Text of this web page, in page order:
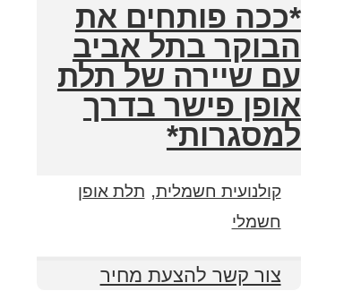
*ככה פותחים את
הבוקר בתל אביב
עם שיירה של תלת
אופן פישר בדרך
למסגרות*
קולנועית חשמלית, תלת אופן
חשמלי
צור קשר להצעת מחיר